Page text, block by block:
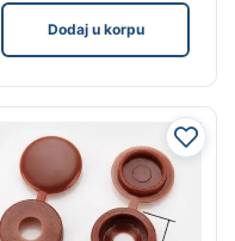
Dodaj u korpu